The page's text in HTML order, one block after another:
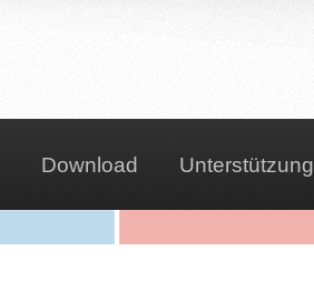
Download Unterstützung